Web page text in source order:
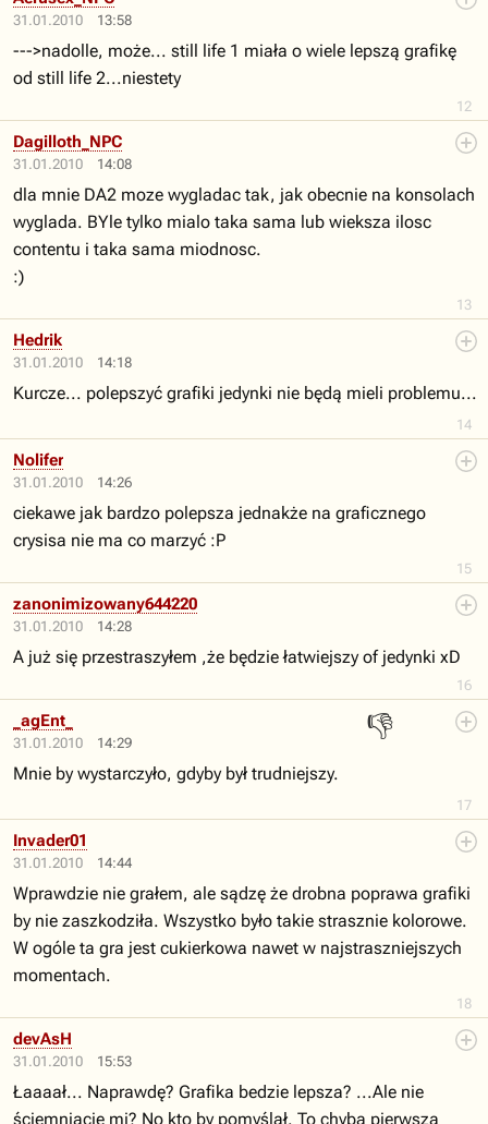
31.01.2010 13:58
12
--->nadolle, może... still life 1 miała o wiele lepszą grafikę
od still life 2...niestety
31.01.2010 14:08
13
Dagilloth_NPC
dla mnie DA2 moze wygladac tak, jak obecnie na konsolach
wyglada. BYle tylko mialo taka sama lub wieksza ilosc
contentu i taka sama miodnosc.
:)
31.01.2010 14:18
14
Hedrik
Kurcze... polepszyć grafiki jedynki nie będą mieli problemu...
31.01.2010 14:26
15
Nolifer
ciekawe jak bardzo polepsza jednakże na graficznego
crysisa nie ma co marzyć :P
31.01.2010 14:28
16
zanonimizowany644220
A już się przestraszyłem ,że będzie łatwiejszy of jedynki xD
31.01.2010 14:29
👎
17
_agEnt_
Mnie by wystarczyło, gdyby był trudniejszy.
31.01.2010 14:44
18
Invader01
Wprawdzie nie grałem, ale sądzę że drobna poprawa grafiki
by nie zaszkodziła. Wszystko było takie strasznie kolorowe.
W ogóle ta gra jest cukierkowa nawet w najstraszniejszych
momentach.
31.01.2010 15:53
devAsH
Łaaaał... Naprawdę? Grafika bedzie lepsza? ...Ale nie
ściemniacie mi? No kto by pomyślał. To chyba pierwsza